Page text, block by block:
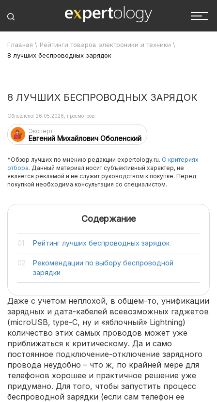
Главная \ Рейтинги товаров электроники и техники \
8 лучших беспроводных зарядок
8 ЛУЧШИХ БЕСПРОВОДНЫХ ЗАРЯДОК
Эксперт
Евгений Михайлович Оболенский
Обновлено: 26.05.2026, просмотров:
*Обзор лучших по мнению редакции expertology.ru. О критериях
отбора. Данный материал носит субъективный характер, не
является рекламой и не служит руководством к покупке. Перед
покупкой необходима консультация со специалистом.
Содержание
Рейтинг лучших беспроводных зарядок
Рекомендации по выбору беспроводной
зарядки
Даже с учетом неплохой, в общем-то, унификации
зарядных и дата-кабелей всевозможных гаджетов
(microUSB, type-C, ну и «яблочный» Lightning)
количество этих самых проводов может уже
приближаться к критическому. Да и само
постоянное подключение-отключение зарядного
провода неудобно – что ж, по крайней мере для
телефонов хорошее и практичное решение уже
придумано. Для того, чтобы запустить процесс
беспроводной зарядки (если сам телефон ее